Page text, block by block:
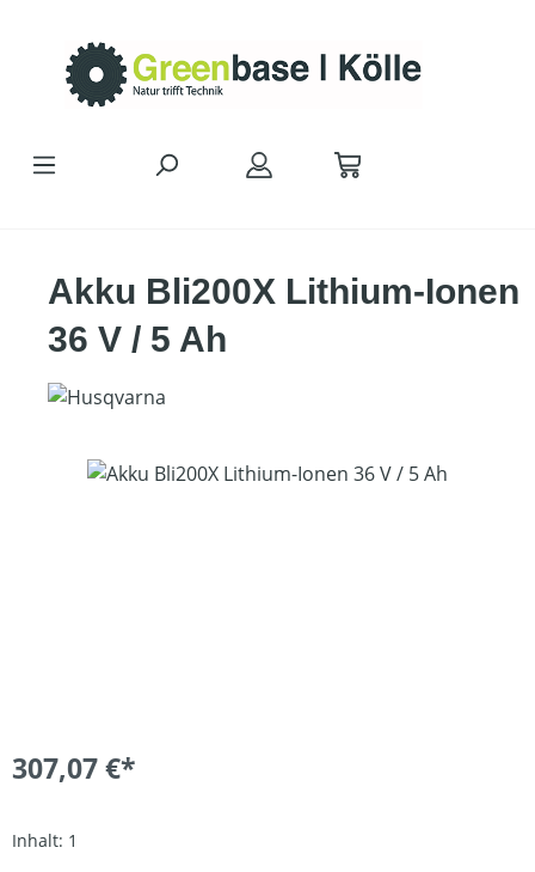
Akku Bli200X Lithium-Ionen
36 V / 5 Ah
Bildergalerie überspringen
307,07 €*
Inhalt: 1